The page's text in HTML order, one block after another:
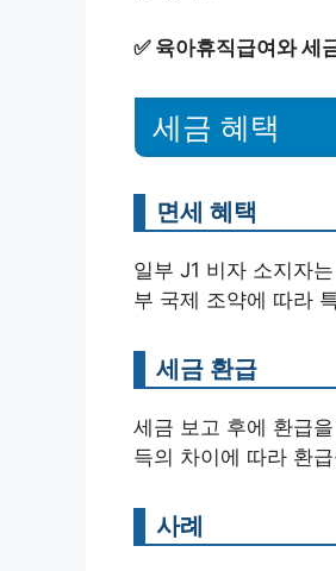
✅ 육아휴직급여와 세
세금 혜택
면세 혜택
일부 J1 비자 소지자
부 국제 조약에 따라
세금 환급
세금 보고 후에 환급
득의 차이에 따라 환
사례